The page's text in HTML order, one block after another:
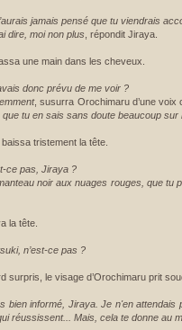
jamais pensé que tu viendrais
dire, moi non plus , répondit Jiraya.
une main dans les cheveux.
donc prévu de me voir ?
, susurra Orochimaru d’une voix
que tu en sais sans doute beaucoup sur
tristement la tête.
ce pas, Jiraya ?
noir aux nuages rouges, que tu
la tête.
n’est-ce pas ?
surpris, le visage d’Orochimaru prit
bien informé, Jiraya. Je n'en
réussissent... Mais, cela te donne au